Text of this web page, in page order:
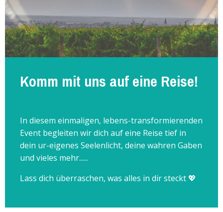
Komm mit uns auf eine Reise!
In diesem einmaligen, lebens-transformierenden
Event begleiten wir dich auf eine Reise tief in
dein ur-eigenes Seelenlicht, deine wahren Gaben
und vieles mehr......
Lass dich überraschen, was alles in dir steckt 💖